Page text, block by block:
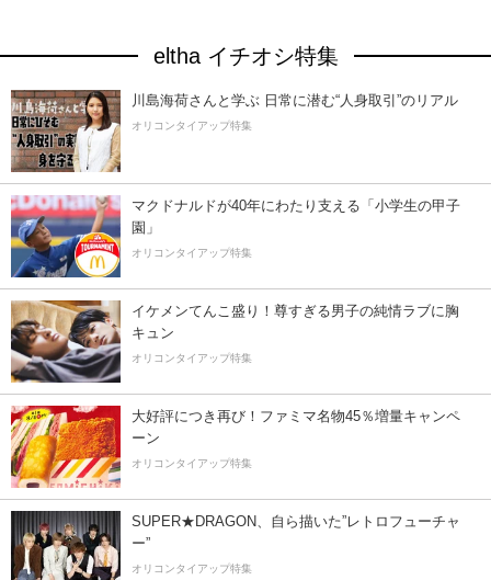
eltha イチオシ特集
川島海荷さんと学ぶ 日常に潜む“人身取引”のリアル
オリコンタイアップ特集
マクドナルドが40年にわたり支える「小学生の甲子
園」
オリコンタイアップ特集
イケメンてんこ盛り！尊すぎる男子の純情ラブに胸
キュン
オリコンタイアップ特集
大好評につき再び！ファミマ名物45％増量キャンペ
ーン
オリコンタイアップ特集
SUPER★DRAGON、自ら描いた”レトロフューチャ
ー”
オリコンタイアップ特集